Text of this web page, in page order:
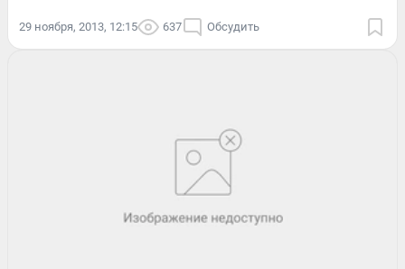
29 ноября, 2013, 12:15 637 Обсудить